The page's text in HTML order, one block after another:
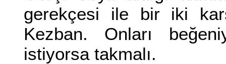
gerekçesi ile bir iki
Kezban. Onları
istiyorsa takmalı.